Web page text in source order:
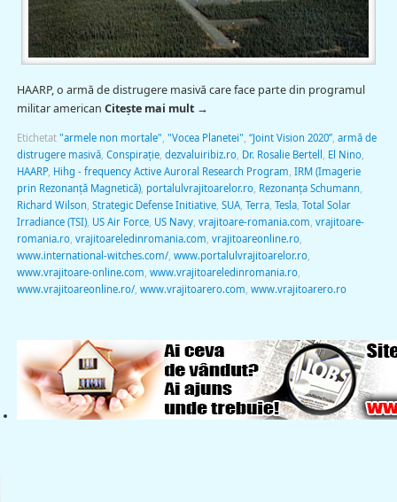
HAARP, o armă de distrugere masivă care face parte din programul
militar american Citește mai mult →
Etichetat "armele non mortale" "Vocea Planetei" “Joint Vision 2020”, armă de
distrugere masivă, Conspiraţie, dezvaluiribiz.ro, Dr. Rosalie Bertell El Nino,
HAARP, Hihg - frequency Active Auroral Research Program IRM (Imagerie
prin Rezonanţă Magnetică), portalulvrajitoarelor.ro, Rezonanţa Schumann
Richard Wilson Strategic Defense Initiative, SUA, Terra, Tesla, Total Solar
Irradiance (TSI), US Air Force, US Navy, vrajitoare-romania.com vrajitoare-
romania.ro, vrajitoareledinromania.com vrajitoareonline.ro,
www.international-witches.com/, www.portalulvrajitoarelor.ro,
www.vrajitoare-online.com www.vrajitoareledinromania.ro,
www.vrajitoareonline.ro/, www.vrajitoarero.com www.vrajitoarero.ro